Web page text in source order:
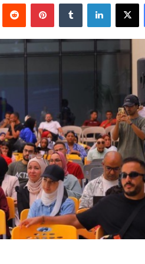
إلكترونيا
فيسبوك ‫X لينكدإن بينتيريست